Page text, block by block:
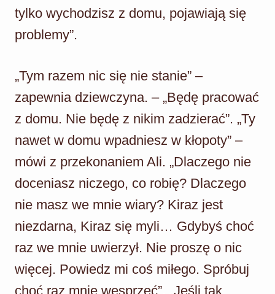
tylko wychodzisz z domu, pojawiają się
problemy”.
„Tym razem nic się nie stanie” –
zapewnia dziewczyna. – „Będę pracować
z domu. Nie będę z nikim zadzierać”. „Ty
nawet w domu wpadniesz w kłopoty” –
mówi z przekonaniem Ali. „Dlaczego nie
doceniasz niczego, co robię? Dlaczego
nie masz we mnie wiary? Kiraz jest
niezdarna, Kiraz się myli… Gdybyś choć
raz we mnie uwierzył. Nie proszę o nic
więcej. Powiedz mi coś miłego. Spróbuj
choć raz mnie wesprzeć”. „Jeśli tak